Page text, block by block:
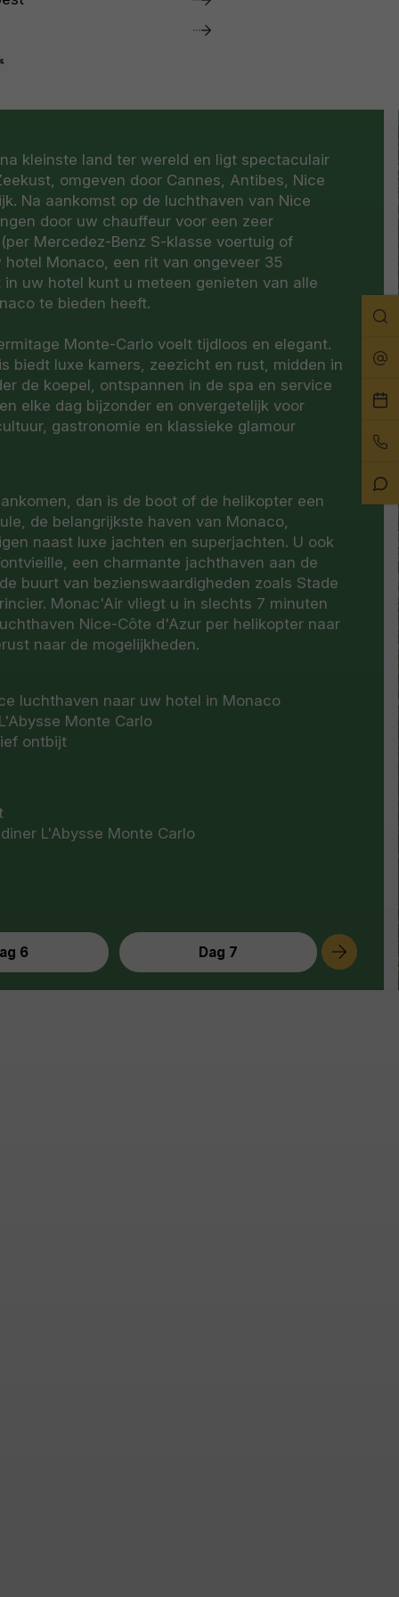
Bel
6 Dag 7
kleinste land ter wereld en ligt spectaculair
omgeven door Cannes, Antibes, Nice
Na aankomst op de luchthaven van Nice
door uw chauffeur voor een zeer
Mercedez-Benz S-klasse voertuig of
Monaco, een rit van ongeveer 35
uw hotel kunt u meteen genieten van alle
te bieden heeft.
Monte-Carlo voelt tijdloos en elegant.
biedt luxe kamers, zeezicht en rust, midden in
de koepel, ontspannen in de spa en service
elke dag bijzonder en onvergetelijk voor
gastronomie en klassieke glamour
het restaurant van Hotel Hermitage Monte-
Monte Carlo is verfijnd en poëtisch.
Franse elegantie in pure smaken,
sauzen. Elk gerecht balanceert
begeleid door attente service en een
verheft tot een meditatieve ervaring
wereldwijd en kenners.
dan is de boot of de helikopter een
de belangrijkste haven van Monaco,
naast luxe jachten en superjachten. U ook
een charmante jachthaven aan de
buurt van bezienswaardigheden zoals Stade
Monac'Air vliegt u in slechts 7 minuten
Nice-Côte d'Azur per helikopter naar
naar de mogelijkheden.
luchthaven naar uw hotel in Monaco
Monte Carlo
ontbijt
L'Abysse Monte Carlo